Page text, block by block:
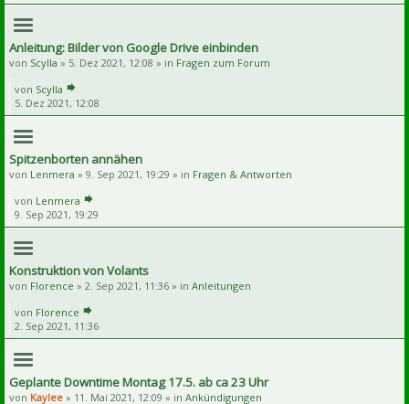
Anleitung: Bilder von Google Drive einbinden
von Scylla » 5. Dez 2021, 12:08 » in Fragen zum Forum
von Scylla
5. Dez 2021, 12:08
Spitzenborten annähen
von Lenmera » 9. Sep 2021, 19:29 » in Fragen & Antworten
von Lenmera
9. Sep 2021, 19:29
Konstruktion von Volants
von Florence » 2. Sep 2021, 11:36 » in Anleitungen
von Florence
2. Sep 2021, 11:36
Geplante Downtime Montag 17.5. ab ca 23 Uhr
von Kaylee » 11. Mai 2021, 12:09 » in Ankündigungen